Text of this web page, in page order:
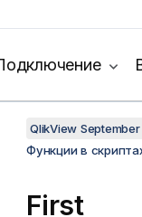
QlikView
Функции в
First